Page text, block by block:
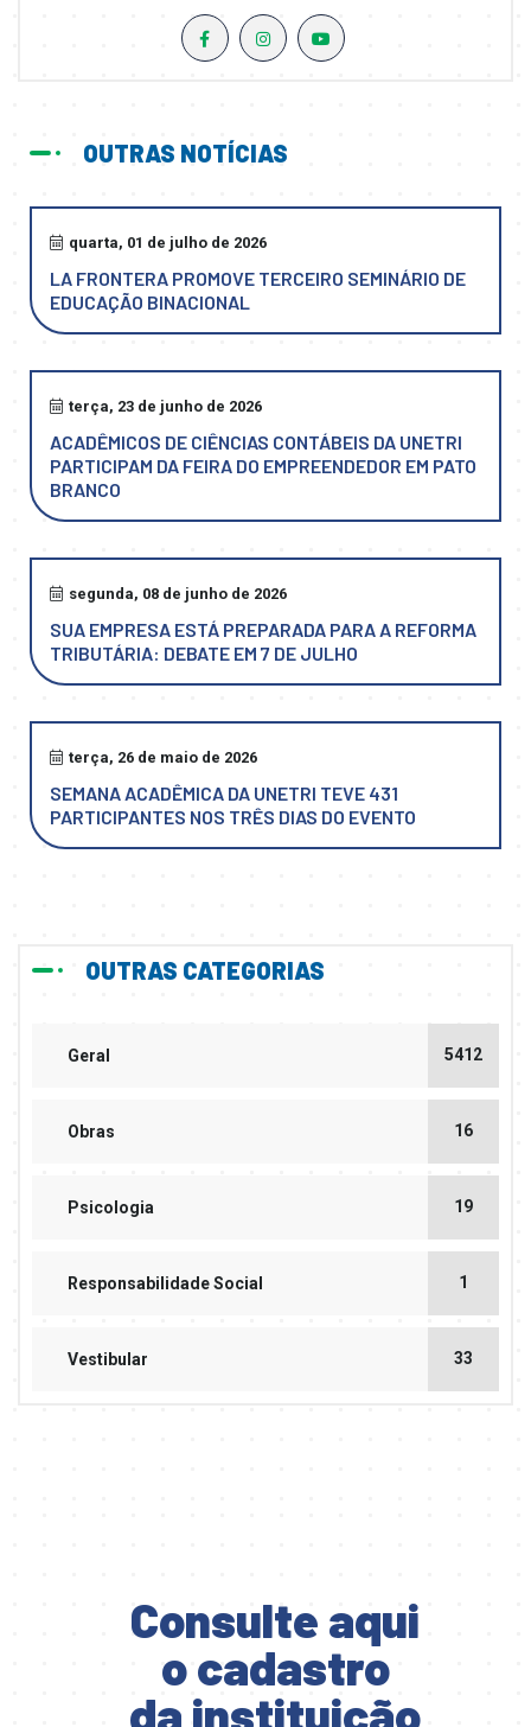
OUTRAS NOTÍCIAS
quarta, 01 de julho de 2026
LA FRONTERA PROMOVE TERCEIRO SEMINÁRIO DE
EDUCAÇÃO BINACIONAL
terça, 23 de junho de 2026
ACADÊMICOS DE CIÊNCIAS CONTÁBEIS DA UNETRI
PARTICIPAM DA FEIRA DO EMPREENDEDOR EM PATO
BRANCO
segunda, 08 de junho de 2026
SUA EMPRESA ESTÁ PREPARADA PARA A REFORMA
TRIBUTÁRIA: DEBATE EM 7 DE JULHO
terça, 26 de maio de 2026
SEMANA ACADÊMICA DA UNETRI TEVE 431
PARTICIPANTES NOS TRÊS DIAS DO EVENTO
OUTRAS CATEGORIAS
Geral 5412
Obras 16
Psicologia 19
Responsabilidade Social 1
Vestibular 33
Consulte aqui
o cadastro
da instituição